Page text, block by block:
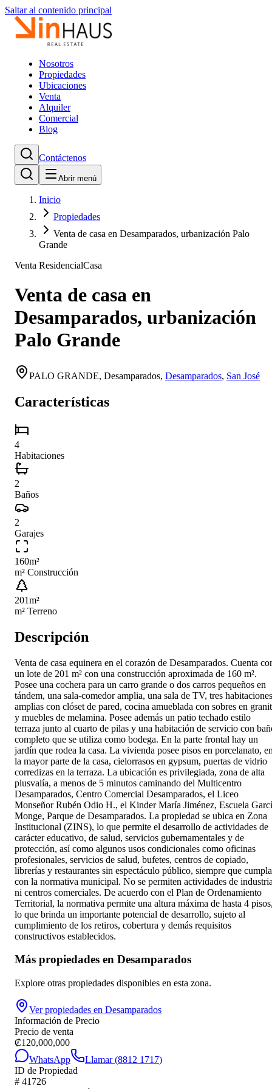
Saltar al contenido principal
Nosotros
Propiedades
Ubicaciones
Venta
Alquiler
Comercial
Blog
Contáctenos
Abrir menú
Inicio
Propiedades
Venta de casa en Desamparados, urbanización Palo
Grande
Venta ResidencialCasa
Venta de casa en
Desamparados, urbanización
Palo Grande
PALO GRANDE, Desamparados, Desamparados, San José
Características
4
Habitaciones
2
Baños
2
Garajes
160m²
m² Construcción
201m²
m² Terreno
Descripción
Venta de casa equinera en el corazón de Desamparados. Cuenta
un lote de 201 m² con una construcción aproximada de 160 m².
Posee una cochera para un carro grande o dos carros pequeños en
tándem, una sala-comedor amplia, una sala de TV, tres habitaciones
amplias con clóset de pared, cocina amueblada con sobres en
y muebles de melamina. Posee además un patio techado estilo
terraza junto al cuarto de pilas y una habitación de servicio con
completo que se utiliza como bodega. En la parte frontal hay un
jardín que rodea la casa. La vivienda posee pisos en porcelanato,
la mayor parte de la casa, cielorrasos en gypsum, puertas de vidrio
corredizas en la terraza. La ubicación es privilegiada, zona de alta
plusvalía, a menos de 5 minutos caminando del Multicentro
Desamparados, Centro Comercial Desamparados, el Liceo
Monseñor Rubén Odio H., el Kinder María Jiménez, Escuela
Monge, Parque de Desamparados. La propiedad se ubica en Zona
Institucional (ZINS), lo que permite el desarrollo de actividades de
carácter educativo, de salud, servicios gubernamentales y de
protección, así como algunos usos condicionales como oficinas
profesionales, servicios de salud, bufetes, centros de copiado,
librerías y restaurantes sin espectáculo público, siempre que
con la normativa municipal. No se permiten actividades de
ni centros comerciales. De acuerdo con el Plan de Ordenamiento
Territorial, la normativa permite una altura máxima de hasta 4
lo que brinda un importante potencial de desarrollo, sujeto al
cumplimiento de los retiros, cobertura y demás requisitos
constructivos establecidos.
Más propiedades en Desamparados
Explore otras propiedades disponibles en esta zona.
Ver propiedades en Desamparados
Información de Precio
Precio de venta
₡120,000,000
WhatsApp
Llamar (8812 1717)
ID de Propiedad
# 41726